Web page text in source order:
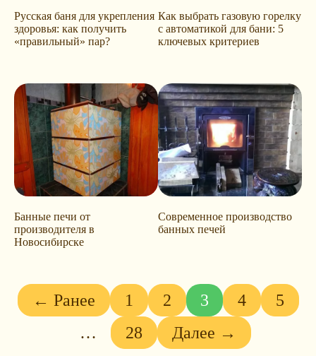
Русская баня для укрепления
здоровья: как получить
«правильный» пар?
Как выбрать газовую горелку
с автоматикой для бани: 5
ключевых критериев
Банные печи от
производителя в
Новосибирске
Современное производство
банных печей
← Ранее 1 2 3 4
5
…
28 Далее →